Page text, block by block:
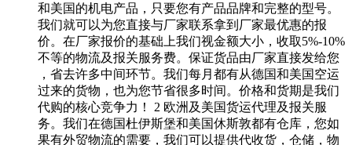
和美国的机电产品，只要您有产品品牌和完整的型号。
我们就可以为您直接与厂家联系拿到厂家最优惠的报
价。在厂家报价的基础上我们视金额大小，收取5%-10%
不等的物流及报关服务费。保证货品由厂家直接发给您
，省去许多中间环节。我们每月都有从德国和美国空运
过来的货物，也为您节省很多时间。价格和货期是我们
代购的核心竞争力！ 2 欧洲及美国货运代理及报关服
务。我们在德国杜伊斯堡和美国休斯敦都有仓库，您如
果有外贸物流的需要，我们可以提供代收货，仓储，物